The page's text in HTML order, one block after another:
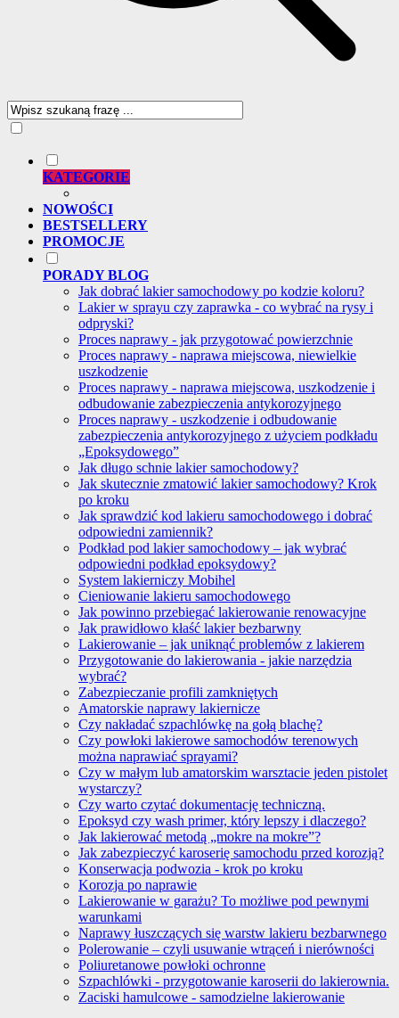
KATEGORIE
NOWOŚCI
BESTSELLERY
PROMOCJE
PORADY BLOG
Jak dobrać lakier samochodowy po kodzie koloru?
Lakier w sprayu czy zaprawka - co wybrać na rysy i
odpryski?
Proces naprawy - jak przygotować powierzchnie
Proces naprawy - naprawa miejscowa, niewielkie
uszkodzenie
Proces naprawy - naprawa miejscowa, uszkodzenie i
odbudowanie zabezpieczenia antykorozyjnego
Proces naprawy - uszkodzenie i odbudowanie
zabezpieczenia antykorozyjnego z użyciem podkładu
„Epoksydowego”
Jak długo schnie lakier samochodowy?
Jak skutecznie zmatowić lakier samochodowy? Krok
po kroku
Jak sprawdzić kod lakieru samochodowego i dobrać
odpowiedni zamiennik?
Podkład pod lakier samochodowy – jak wybrać
odpowiedni podkład epoksydowy?
System lakierniczy Mobihel
Cieniowanie lakieru samochodowego
Jak powinno przebiegać lakierowanie renowacyjne
Jak prawidłowo kłaść lakier bezbarwny
Lakierowanie – jak uniknąć problemów z lakierem
Przygotowanie do lakierowania - jakie narzędzia
wybrać?
Zabezpieczanie profili zamkniętych
Amatorskie naprawy lakiernicze
Czy nakładać szpachlówkę na gołą blachę?
Czy powłoki lakierowe samochodów terenowych
można naprawiać sprayami?
Czy w małym lub amatorskim warsztacie jeden pistolet
wystarczy?
Czy warto czytać dokumentację techniczną.
Epoksyd czy wash primer, który lepszy i dlaczego?
Jak lakierować metodą „mokre na mokre”?
Jak zabezpieczyć karoserię samochodu przed korozją?
Konserwacja podwozia - krok po kroku
Korozja po naprawie
Lakierowanie w garażu? To możliwe pod pewnymi
warunkami
Naprawy łuszczących się warstw lakieru bezbarwnego
Polerowanie – czyli usuwanie wtrąceń i nierówności
Poliuretanowe powłoki ochronne
Szpachlówki - przygotowanie karoserii do lakierownia.
Zaciski hamulcowe - samodzielne lakierowanie